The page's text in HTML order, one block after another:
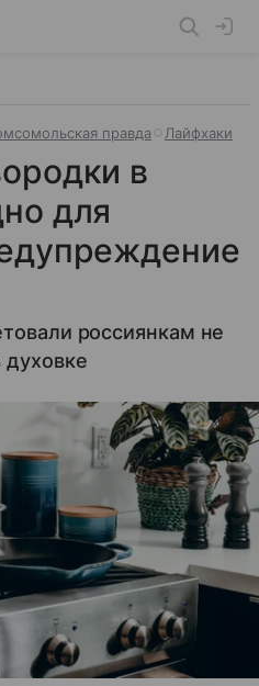
правда Лайфхаки
в
для
россиянкам не
духовке